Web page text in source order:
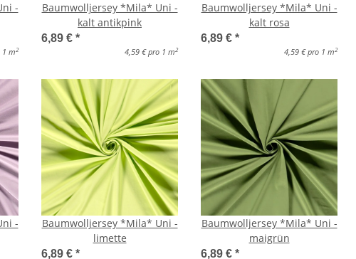
-
1 m2
Baumwolljersey *Mila* Uni -
kalt antikpink
6,89 € *
4,59 € pro 1 m2
Baumwolljersey *Mila* Uni -
kalt rosa
6,89 € *
4,59 € pro 1 m2
-
Baumwolljersey *Mila* Uni -
limette
6,89 € *
Baumwolljersey *Mila* Uni -
maigrün
6,89 € *